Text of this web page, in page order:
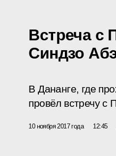
Встреча с
Синдзо
В Дананге, где
провёл встречу
10 ноября 2017 года 12:45